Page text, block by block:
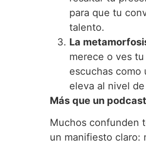
para que tu
talento.
La
merece o ves
escuchas como
eleva al nivel
Más que un
Muchos confunden
un manifiesto claro: